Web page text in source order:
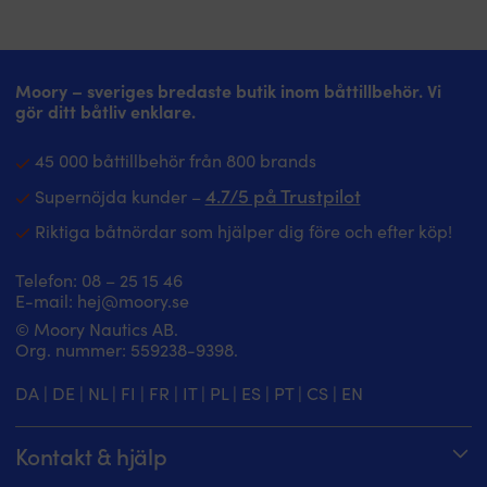
på
på
Moory – sveriges bredaste butik inom båttillbehör. Vi
gör ditt båtliv enklare.
45 000 båttillbehör från 800 brands
Supernöjda kunder – 4.7/5 på Trustpilot
Riktiga båtnördar som hjälper dig före och efter köp!
Telefon: 08 – 25 15 46
E-mail: hej@moory.se
© Moory Nautics AB.
Org. nummer: 5‍59238-9398.
DA | DE | NL | FI | FR | IT| PL | ES | PT| CS | EN
Kontakt & hjälp